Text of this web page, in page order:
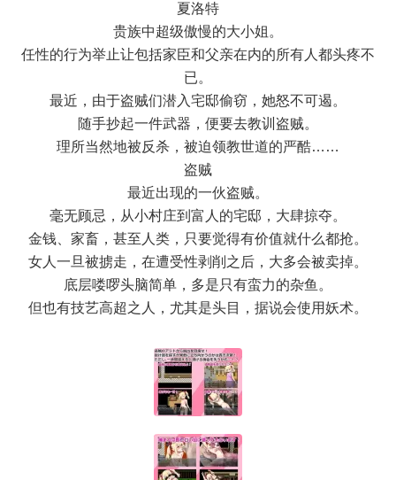
夏洛特
贵族中超级傲慢的大小姐。
任性的行为举止让包括家臣和父亲在内的所有人都头疼不
已。
最近，由于盗贼们潜入宅邸偷窃，她怒不可遏。
随手抄起一件武器，便要去教训盗贼。
理所当然地被反杀，被迫领教世道的严酷……
盗贼
最近出现的一伙盗贼。
毫无顾忌，从小村庄到富人的宅邸，大肆掠夺。
金钱、家畜，甚至人类，只要觉得有价值就什么都抢。
女人一旦被掳走，在遭受性剥削之后，大多会被卖掉。
底层喽啰头脑简单，多是只有蛮力的杂鱼。
但也有技艺高超之人，尤其是头目，据说会使用妖术。